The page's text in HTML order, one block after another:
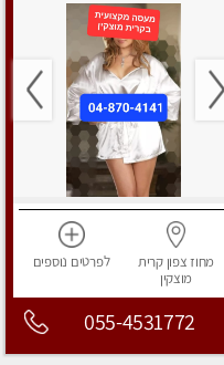
מחוז צפוןקרית
מוצקין
לפרטים נוספים
055-4531772